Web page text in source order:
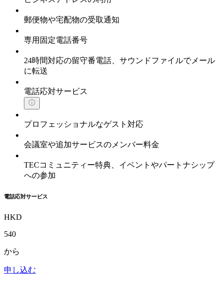
郵便物や宅配物の受取通知
専用固定電話番号
24時間対応の留守番電話、サウンドファイルでメール
に転送
電話応対サービス
プロフェッショナルなゲスト対応
会議室や追加サービスのメンバー料金
TECコミュニティー特典、イベントやパートナシップ
への参加
電話応対サービス
HKD
540
から
申し込む